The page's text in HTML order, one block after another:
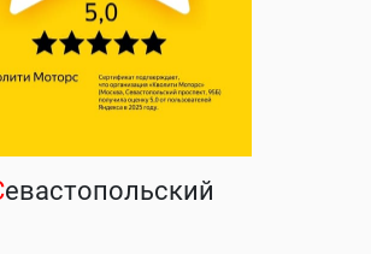
евастопольский